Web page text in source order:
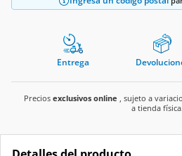
Entrega
Precios exclusivos online , sujeto a
a tienda física.